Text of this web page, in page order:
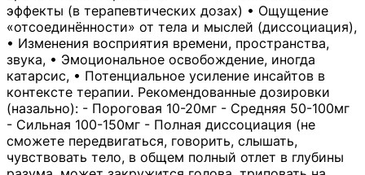
эффекты (в терапевтических дозах) • Ощущение
«отсоединённости» от тела и мыслей (диссоциация),
• Изменения восприятия времени, пространства,
звука, • Эмоциональное освобождение, иногда
катарсис, • Потенциальное усиление инсайтов в
контексте терапии. Рекомендованные дозировки
(назально): - Пороговая 10-20мг - Средняя 50-100мг
- Сильная 100-150мг - Полная диссоциация (не
сможете передвигаться, говорить, слышать,
чувствовать тело, в общем полный отлет в глубины